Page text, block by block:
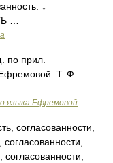
↓
…
по прил.
Т. Ф.
языка Ефремовой
согласованности,